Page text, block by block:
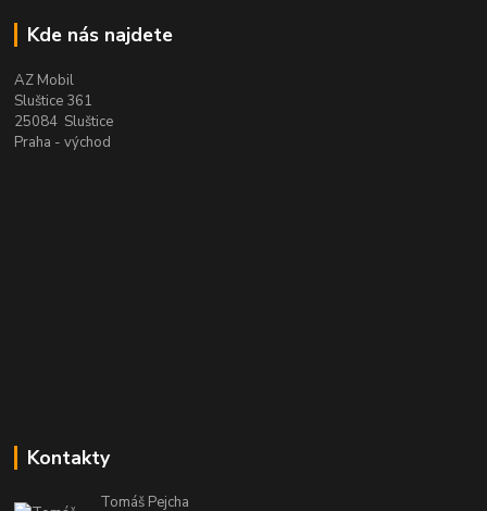
Kde nás najdete
AZ Mobil
Sluštice 361
25084 Sluštice
Praha - východ
Kontakty
Tomáš Pejcha